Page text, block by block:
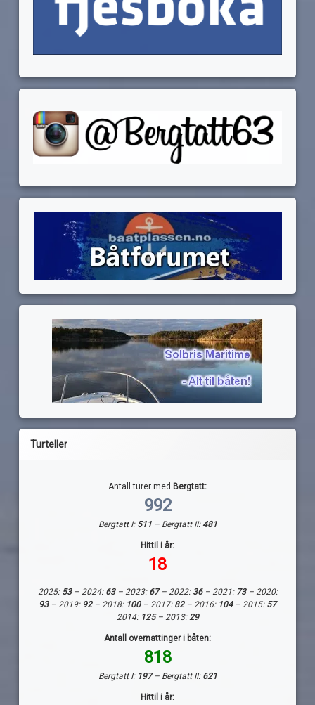
Turteller
Antall turer med Bergtatt:
992
Bergtatt I: 511 – Bergtatt II:481
Hittil i år:
18
2025: 53– 2024:63– 2023: 67– 2022: 36– 2021: 73– 2020:
93– 2019: 92– 2018: 100 – 2017: 82– 2016: 104– 2015: 57
2014: 125– 2013:29
Antall overnattinger i båten:
818
Bergtatt I: 197– Bergtatt II: 621
Hittil i år: